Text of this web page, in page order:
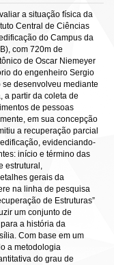
a situação física da
Central de Ciências
do Campus da
com 720m de
de Oscar Niemeyer
do engenheiro Sergio
se desenvolveu mediante
a partir da coleta de
de pessoas
em sua concepção
a recuperação parcial
evidenciando-
início e término das
estrutural,
gerais da
na linha de pesquisa
de Estruturas”
um conjunto de
a história da
Com base em um
a metodologia
do grau de